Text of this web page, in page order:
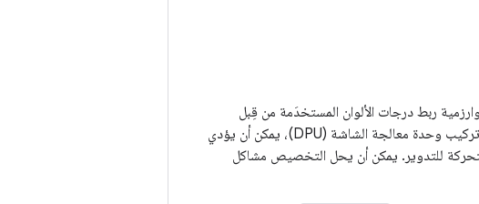
ربط درجات الألوان المستخدَمة من قِبل
تركيب وحدة معالجة الرسومات (GPU) يمكن أن تختلف عن تلك المستخدَمة من قِبل تركيب وحدة معالجة الشاشة (DPU)، يمكن أن يؤدي
للتدوير. يمكن أن يحل التخصيص مشاكل